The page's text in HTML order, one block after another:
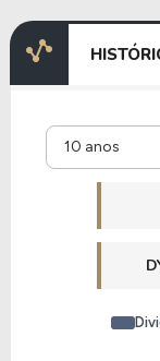
10 anos